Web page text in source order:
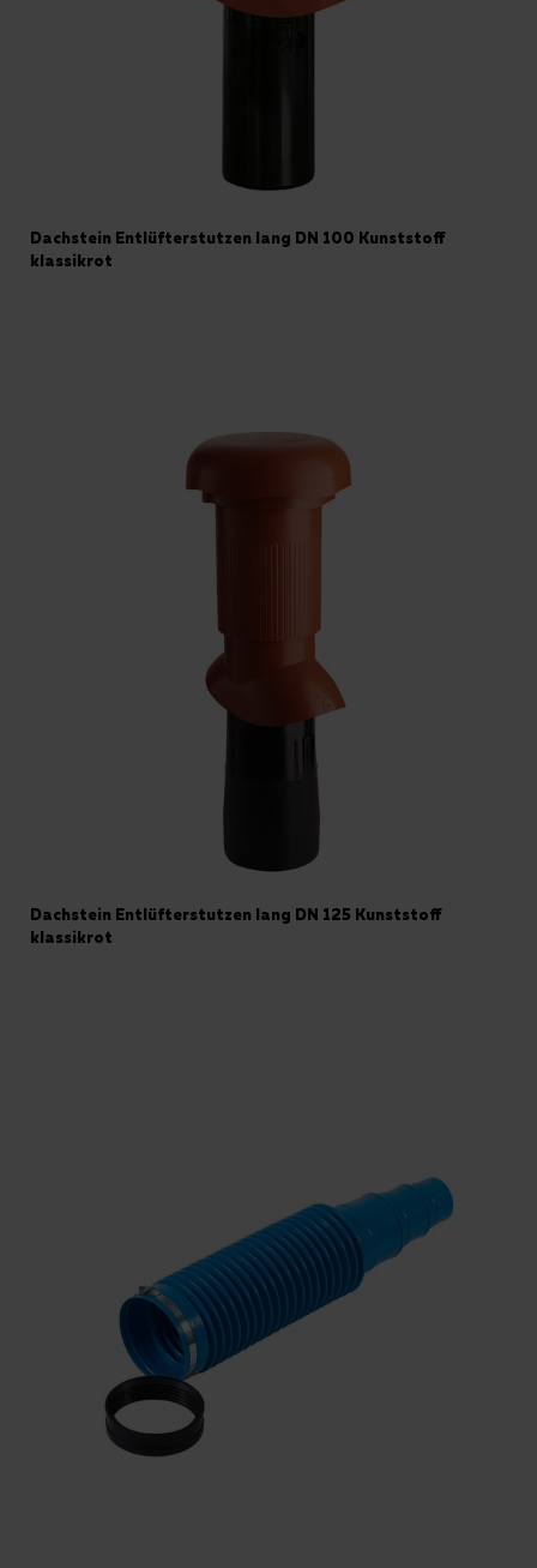
Dachstein Entlüfterstutzen lang DN 100 Kunststoff
klassikrot
Dachstein Entlüfterstutzen lang DN 125 Kunststoff
klassikrot